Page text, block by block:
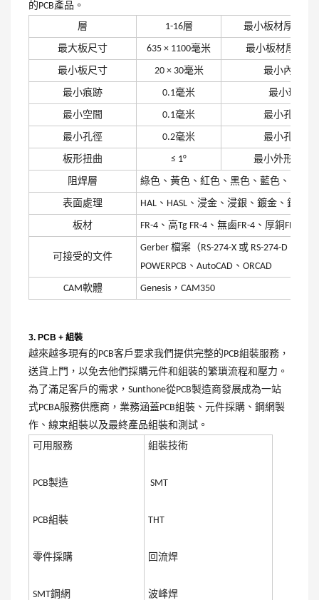
的PCB產品。
層
1-16層 最小板材厚度（
最大板尺寸 635 × 1100毫米 最小板材厚度（
最小板尺寸 20 × 30毫米 最小內層厚
最小痕跡 0.1毫米 最小環狀環
最小空間 0.1毫米 最小孔位公
最小孔徑 0.2毫米 最小孔徑公
板形扭曲 ≤ 1° 最小外形尺寸
阻焊層 綠色、黃色、紅色、黑色、藍色、白色
表面處理 HAL、HASL、浸金、浸銀、鍍金、鍍鎳
板材 FR-4、高Tg FR-4、無鹵FR-4、厚銅FR-4
可接受的文件
Gerber 檔案（RS-274-X 或 RS-274-D，
POWERPCB、AutoCAD、ORCAD
CAM軟體 Genesis，CAM350
3. PCB + 組裝
越來越多現有的PCB客戶要求我們提供完整的PCB組裝服務，
送貨上門，以免去他們採購元件和組裝的繁瑣流程和壓力。
為了滿足客戶的需求，Sunthone從PCB製造商發展成為一站
式PCBA服務供應商，業務涵蓋PCB組裝、元件採購、鋼網製
作、線束組裝以及最終產品組裝和測試。
可用服務
PCB製造
PCB組裝
零件採購
SMT鋼網
組裝技術
SMT
THT
回流焊
波峰焊